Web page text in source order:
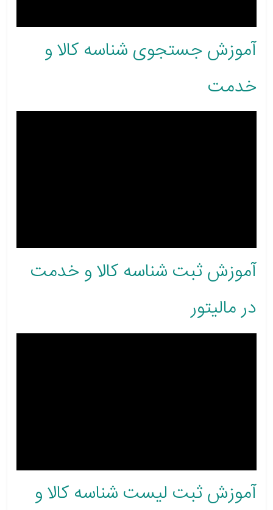
آموزش جستجوی شناسه کالا و
خدمت
آموزش ثبت شناسه کالا و خدمت
در مالیتور
آموزش ثبت لیست شناسه کالا و